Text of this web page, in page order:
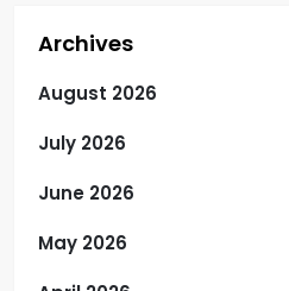
Archives
August 2026
July 2026
June 2026
May 2026